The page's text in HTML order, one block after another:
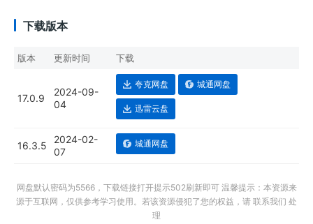
下载版本
版本 更新时间 下载
17.0.9
2024-09-
04
夸克网盘 城通网盘
迅雷云盘
16.3.5
2024-02-
07
城通网盘
网盘默认密码为5566，下载链接打开提示502刷新即可 温馨提示：本资源来
源于互联网，仅供参考学习使用。若该资源侵犯了您的权益，请 联系我们 处
理